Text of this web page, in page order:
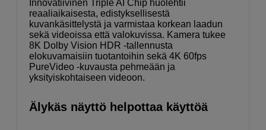
Innovatiivinen Triple AI Chip huolehtii
reaaliaikaisesta, edistyksellisestä
kuvankäsittelystä ja varmistaa korkean laadun
sekä videoissa että valokuvissa. Kamera tukee
8K Dolby Vision HDR -tallennusta
elokuvamaisiin tuotantoihin sekä 4K 60fps
PureVideo -kuvausta pehmeään ja
yksityiskohtaiseen videoon.
Älykäs näyttö helpottaa käyttöä